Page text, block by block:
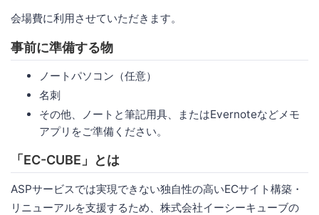
会場費に利用させていただきます。
事前に準備する物
ノートパソコン（任意）
名刺
その他、ノートと筆記用具、またはEvernoteなどメモ
アプリをご準備ください。
「EC-CUBE」とは
ASPサービスでは実現できない独自性の高いECサイト構築・
リニューアルを支援するため、株式会社イーシーキューブの